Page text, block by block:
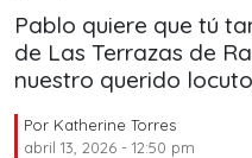
Pablo quiere que tú
de Las Terrazas de
nuestro querido
Por Katherine Torres
abril 13, 2026 - 12:50 pm